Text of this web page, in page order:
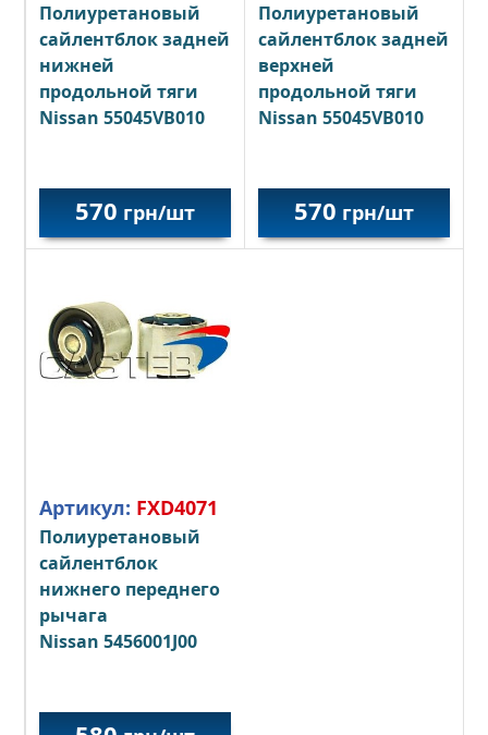
Полиуретановый
сайлентблок задней
нижней
продольной тяги
Nissan 55045VB010
570 грн/шт
Полиуретановый
сайлентблок задней
верхней
продольной тяги
Nissan 55045VB010
570 грн/шт
Артикул: FXD4071
Полиуретановый
сайлентблок
нижнего переднего
рычага
Nissan 5456001J00